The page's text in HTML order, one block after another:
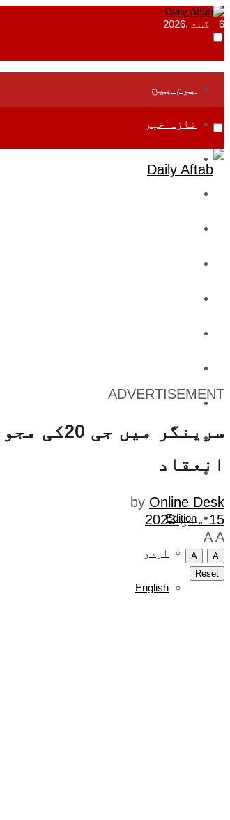
6 اگست ,2026
ہوم پیج
تازہ خبر
تفریح
صحت
آج کا اخبار
Edition
اردو
English
ADVERTISEMENT
سرینگر
انعقاد
by Online Desk
15 مئی 2023
A A
A
A
Reset